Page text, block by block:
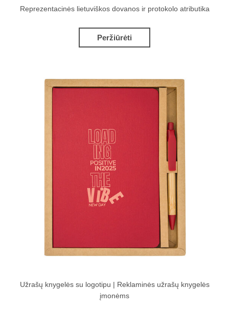
Reprezentacinės lietuviškos dovanos ir protokolo atributika
Peržiūrėti
Užrašų knygelės su logotipu | Reklaminės užrašų knygelės
įmonėms